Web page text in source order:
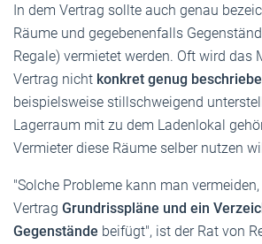
In dem Vertrag sollte auch genau
Räume und gegebenenfalls
Regale) vermietet werden. Oft wird das
Vertrag nicht konkret genug
beispielsweise stillschweigend
Lagerraum mit zu dem Ladenlokal
Vermieter diese Räume selber nutzen
"Solche Probleme kann man
Vertrag Grundrisspläne und ein
Gegenstände beifügt", ist der Rat von